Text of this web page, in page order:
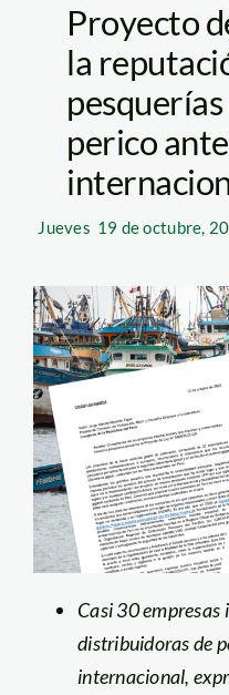
Proyecto
la
perico
Jueves 19 de octubre,
Casi 30
distribuidoras de
internacional,